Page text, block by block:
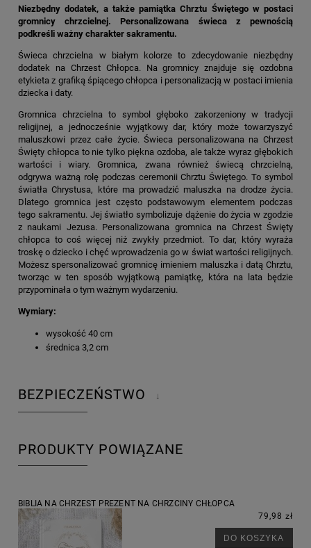
Niezbędny dodatek, a także pamiątka Chrztu Świętego w postaci
gromnicy chrzcielnej. Personalizowana świeca z pewnością
podkreśli ważny charakter sakramentu.
Świeca chrzcielna w białym kolorze to zdecydowanie niezbędny
dodatek na Chrzest Chłopca. Na gromnicy znajduje się ozdobna
etykieta z grafiką śpiącego chłopca i personalizacją w postaci imienia
dziecka i daty.
Gromnica chrzcielna to symbol głęboko zakorzeniony w tradycji
religijnej, a jednocześnie wyjątkowy dar, który może towarzyszyć
maluszkowi przez całe życie. Świeca personalizowana na Chrzest
Święty chłopca to nie tylko piękna ozdoba, ale także wyraz głębokich
wartości i wiary. Gromnica, zwana również świecą chrzcielną,
odgrywa ważną rolę podczas ceremonii Chrztu Świętego. To symbol
światła Chrystusa, które ma prowadzić maluszka na drodze życia.
Dlatego gromnica jest często podstawowym elementem podczas
tego sakramentu. Jej światło symbolizuje dążenie do życia w zgodzie
z naukami Jezusa. Personalizowana gromnica na Chrzest Święty
chłopca to coś więcej niż zwykły przedmiot. To dar, który wyraża
troskę o dziecko i chęć wprowadzenia go w świat wartości religijnych.
Możesz spersonalizować gromnicę imieniem maluszka i datą Chrztu,
tworząc w ten sposób wyjątkową pamiątkę, która na lata będzie
przypominała o tym ważnym wydarzeniu.
Wymiary:
wysokość 40 cm
średnica 3,2 cm
BEZPIECZEŃSTWO ↓
PRODUKTY POWIĄZANE
BIBLIA NA CHRZEST PREZENT NA CHRZCINY CHŁOPCA
79,98 zł
DO KOSZYKA